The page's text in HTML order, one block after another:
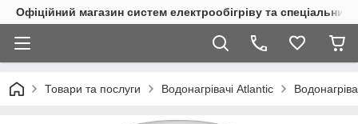
Офіційний магазин систем електрообігріву та спеціальних
Товари та послуги Водонагрівачі Atlantic